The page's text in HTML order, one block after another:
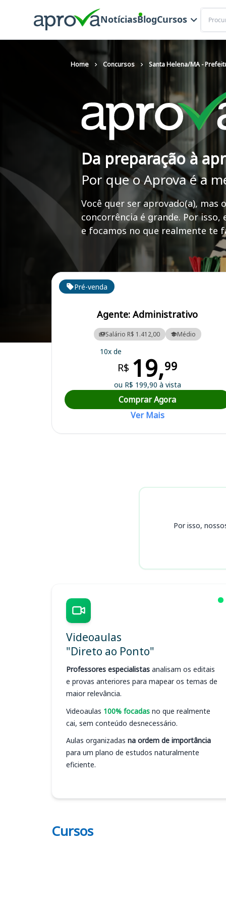
NotíciasBlogCursos
Buscar
Home Concursos Santa Helena/MA -
Da preparação à
Por que o Aprova é a
Você quer ser aprovado(a), mas
concorrência é grande. Por
e focamos no que realmente te
Curso Preparatório para o Concurso Santa Helena/MA - Prefeitura
Cursos em destaque para passar no concurso
Pré-venda
Agente: Administrativo
Salário R$ 1.412,00 Médio
10x de
R$ 19,99
ou R$ 199,90 à vista
Comprar Agora
Ver Mais
Por isso,
Videoaulas
"Direto ao Ponto"
Professores especialistas analisam os editais
e provas anteriores para mapear os temas de
maior relevância.
Videoaulas 100% focadas no que realmente
cai, sem conteúdo desnecessário.
Aulas organizadas na ordem de importância
para um plano de estudos naturalmente
eficiente.
Cursos